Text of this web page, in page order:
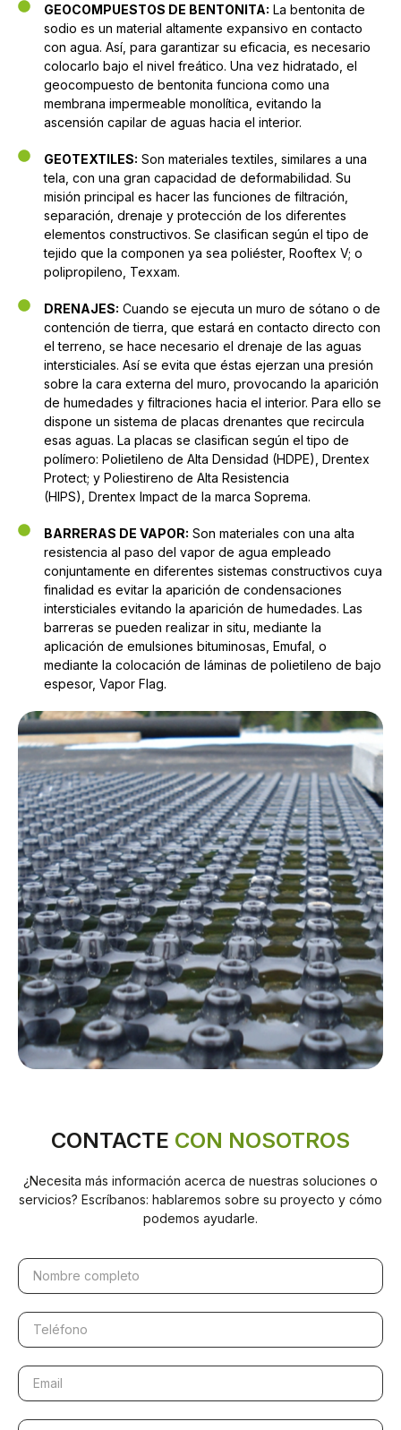
GEOCOMPUESTOS DE BENTONITA: La bentonita de
sodio es un material altamente expansivo en contacto
con agua. Así, para garantizar su eficacia, es necesario
colocarlo bajo el nivel freático. Una vez hidratado, el
geocompuesto de bentonita funciona como una
membrana impermeable monolítica, evitando la
ascensión capilar de aguas hacia el interior.
GEOTEXTILES: Son materiales textiles, similares a una
tela, con una gran capacidad de deformabilidad. Su
misión principal es hacer las funciones de filtración,
separación, drenaje y protección de los diferentes
elementos constructivos. Se clasifican según el tipo de
tejido que la componen ya sea poliéster, Rooftex V; o
polipropileno, Texxam.
DRENAJES: Cuando se ejecuta un muro de sótano o de
contención de tierra, que estará en contacto directo con
el terreno, se hace necesario el drenaje de las aguas
intersticiales. Así se evita que éstas ejerzan una presión
sobre la cara externa del muro, provocando la aparición
de humedades y filtraciones hacia el interior. Para ello se
dispone un sistema de placas drenantes que recircula
esas aguas. La placas se clasifican según el tipo de
polímero: Polietileno de Alta Densidad (HDPE), Drentex
Protect; y Poliestireno de Alta Resistencia
(HIPS), Drentex Impact de la marca Soprema.
BARRERAS DE VAPOR: Son materiales con una alta
resistencia al paso del vapor de agua empleado
conjuntamente en diferentes sistemas constructivos cuya
finalidad es evitar la aparición de condensaciones
intersticiales evitando la aparición de humedades. Las
barreras se pueden realizar in situ, mediante la
aplicación de emulsiones bituminosas, Emufal, o
mediante la colocación de láminas de polietileno de bajo
espesor, Vapor Flag.
CONTACTE CON NOSOTROS
¿Necesita más información acerca de nuestras soluciones o
servicios? Escríbanos: hablaremos sobre su proyecto y cómo
podemos ayudarle.
N
o
b
r
c
o
p
T
e
é
f
n
E
m
iE